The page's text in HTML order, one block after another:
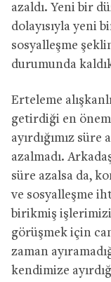
azaldı. Yeni bir
dolayısıyla yeni
sosyalleşme
durumunda
Erteleme
getirdiği en
ayırdığımız
azalmadı.
süre azalsa da,
ve sosyalleşme
birikmiş
görüşmek için
zaman
kendimize